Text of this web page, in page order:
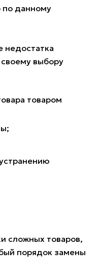
по данному
недостатка
выбору
товаром
сложных товаров,
порядок замены